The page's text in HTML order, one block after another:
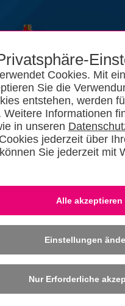
Cookies. Mit
Sie die
entstehen, werden
Informationen
in unseren
jederzeit über
Sie jederzeit mit
Einstellungen